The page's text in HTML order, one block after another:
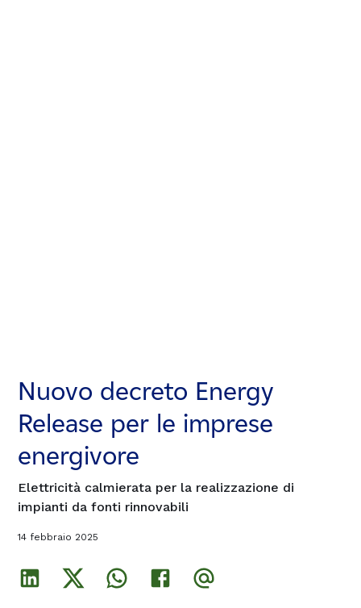
Nuovo decreto Energy
Release per le imprese
energivore
Elettricità calmierata per la realizzazione di
impianti da fonti rinnovabili
14 febbraio 2025
Nuovo decreto Energy
Release per le imprese
energivore
Elettricità calmierata per la realizzazione di
impianti da fonti rinnovabili
14 febbraio 2025
Nuovo decreto Energy
Release per le imprese
energivore
Elettricità calmierata per la realizzazione di
impianti da fonti rinnovabili
14 febbraio 2025